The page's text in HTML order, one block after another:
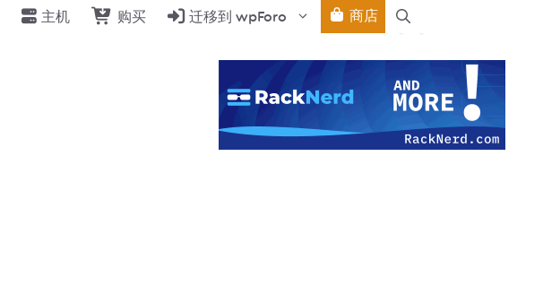
主机 购买 迁移到 wpForo 商店